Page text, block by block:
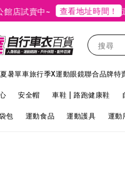
試賣中~ 查看地址時間！ 運
搜尋
暑單車旅行季X運動眼鏡聯合品牌
安全帽 車鞋 | 路跑健康鞋
包 運動食品 運動護具 運動